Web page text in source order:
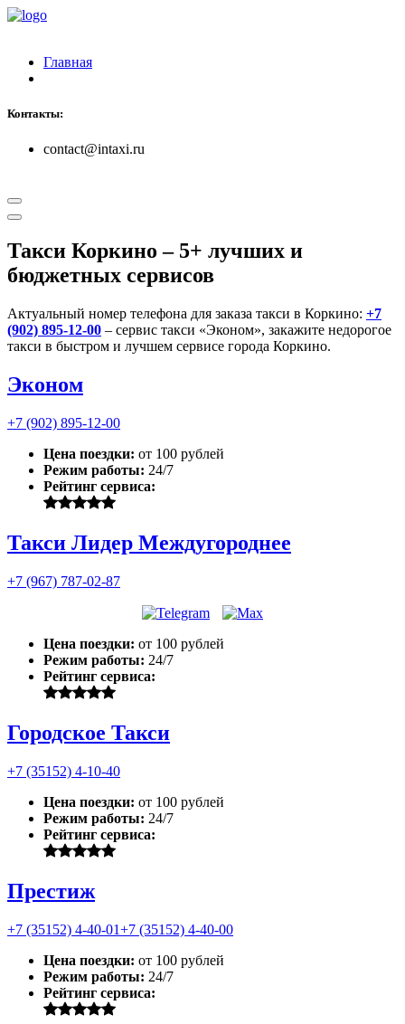
Главная
Контакты:
contact@intaxi.ru
Такси Коркино – 5+ лучших и
бюджетных сервисов
Актуальный номер телефона для заказа такси в Коркино: +7
(902) 895-12-00 – сервис такси «Эконом», закажите недорогое
такси в быстром и лучшем сервисе города Коркино.
Эконом
+7 (902) 895-12-00
Цена поездки: от 100 рублей
Режим работы: 24/7
Рейтинг сервиса:
Такси Лидер Междугороднее
+7 (967) 787-02-87
Цена поездки: от 100 рублей
Режим работы: 24/7
Рейтинг сервиса:
Городское Такси
+7 (35152) 4-10-40
Цена поездки: от 100 рублей
Режим работы: 24/7
Рейтинг сервиса:
Престиж
+7 (35152) 4-40-01+7 (35152) 4-40-00
Цена поездки: от 100 рублей
Режим работы: 24/7
Рейтинг сервиса: